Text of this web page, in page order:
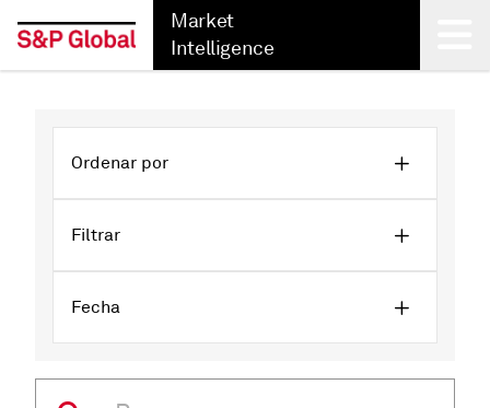
Market
Intelligence
Ordenar por
Filtrar
Fecha